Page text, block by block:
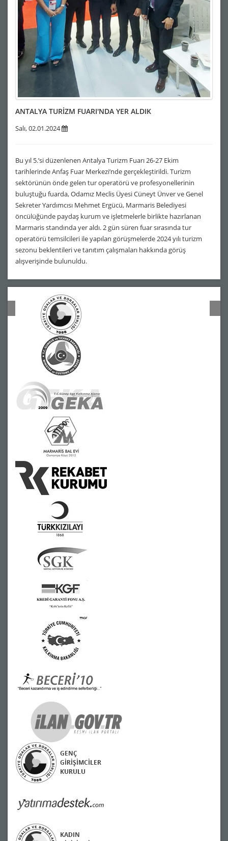
ANTALYA TURİZM FUARI'NDA YER ALDIK
Salı, 02.01.2024
Bu yıl 5.’si düzenlenen Antalya Turizm Fuarı 26-27 Ekim
tarihlerinde Anfaş Fuar Merkezi’nde gerçekleştirildi. Turizm
sektörünün önde gelen tur operatörü ve profesyonellerinin
buluştuğu fuarda, Odamız Meclis Üyesi Cüneyt Ünver ve Genel
Sekreter Yardımcısı Mehmet Ergücü, Marmaris Belediyesi
öncülüğünde paydaş kurum ve işletmelerle birlikte hazırlanan
Marmaris standında yer aldı. 2 gün süren fuar sırasında tur
operatörü temsilcileri ile yapılan görüşmelerde 2024 yılı turizm
sezonu beklentileri ve tanıtım çalışmaları hakkında görüş
alışverişinde bulunuldu.